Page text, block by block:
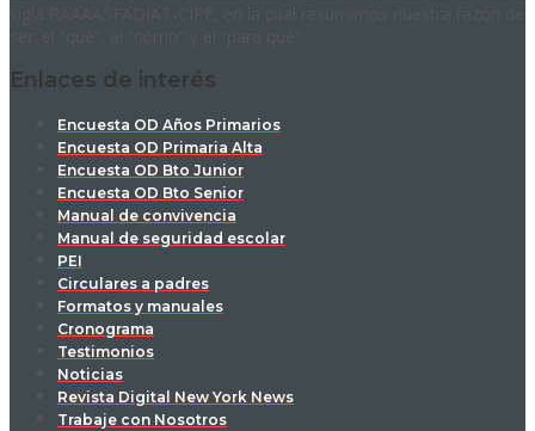
Enlaces de interés
Encuesta OD Años Primarios
Encuesta OD Primaria Alta
Encuesta OD Bto Junior
Encuesta OD Bto Senior
Manual de convivencia
Manual de seguridad escolar
PEI
Circulares a padres
Formatos y manuales
Cronograma
Testimonios
Noticias
Revista Digital New York News
Trabaje con Nosotros